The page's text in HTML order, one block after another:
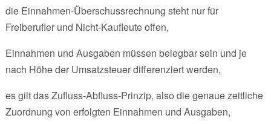
die Einnahmen-Überschussrechnung steht nur für
Freiberufler und Nicht-Kaufleute offen,
Einnahmen und Ausgaben müssen belegbar sein und je
nach Höhe der Umsatzsteuer differenziert werden,
es gilt das Zufluss-Abfluss-Prinzip, also die genaue zeitliche
Zuordnung von erfolgten Einnahmen und Ausgaben,